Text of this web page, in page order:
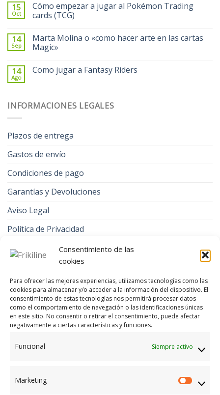
Consentimiento de las
cookies
Para ofrecer las mejores experiencias, utilizamos tecnologías como las
cookies para almacenar y/o acceder a la información del dispositivo. El
consentimiento de estas tecnologías nos permitirá procesar datos
como el comportamiento de navegación o las identificaciones únicas
en este sitio. No consentir o retirar el consentimiento, puede afectar
negativamente a ciertas características y funciones.
Funcional Siempre activo
Marketing
15
Oct
Cómo empezar a jugar al Pokémon Trading
cards (TCG)
14
Sep
Marta Molina o «como hacer arte en las cartas
Magic»
14
Ago
Como jugar a Fantasy Riders
INFORMACIONES LEGALES
Plazos de entrega
Gastos de envío
Condiciones de pago
Garantías y Devoluciones
Aviso Legal
Política de Privacidad
Contacto
Política de cookies (UE)
CONTACTA CON NOSOTROS EN FRIKILINE
Llámanos al924 80 01 85, al924 80 08 66o
envíanos un WhatsApp648 925 065.
e-mailefrikiline@gmail.com